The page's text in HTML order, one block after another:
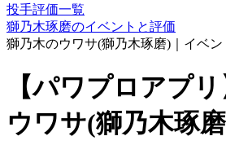
投手評価一覧
獅乃木琢磨のイベントと評価
獅乃木のウワサ(獅乃木琢磨)｜イベ
【パワプロアプ
ウワサ(獅乃木琢